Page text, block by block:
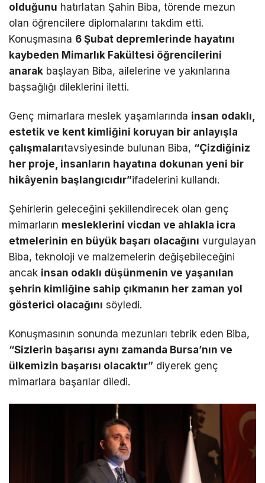
olduğunu hatırlatan Şahin Biba, törende mezun
olan öğrencilere diplomalarını takdim etti.
Konuşmasına 6 Şubat depremlerinde hayatını
kaybeden Mimarlık Fakültesi öğrencilerini
anarak başlayan Biba, ailelerine ve yakınlarına
başsağlığı dileklerini iletti.
Genç mimarlara meslek yaşamlarında insan odaklı,
estetik ve kent kimliğini koruyan bir anlayışla
çalışmalarıtavsiyesinde bulunan Biba, “Çizdiğiniz
her proje, insanların hayatına dokunan yeni bir
hikâyenin başlangıcıdır”ifadelerini kullandı.
Şehirlerin geleceğini şekillendirecek olan genç
mimarların mesleklerini vicdan ve ahlakla icra
etmelerinin en büyük başarı olacağını vurgulayan
Biba, teknoloji ve malzemelerin değişebileceğini
ancak insan odaklı düşünmenin ve yaşanılan
şehrin kimliğine sahip çıkmanın her zaman yol
gösterici olacağını söyledi.
Konuşmasının sonunda mezunları tebrik eden Biba,
“Sizlerin başarısı aynı zamanda Bursa’nın ve
ülkemizin başarısı olacaktır” diyerek genç
mimarlara başarılar diledi.